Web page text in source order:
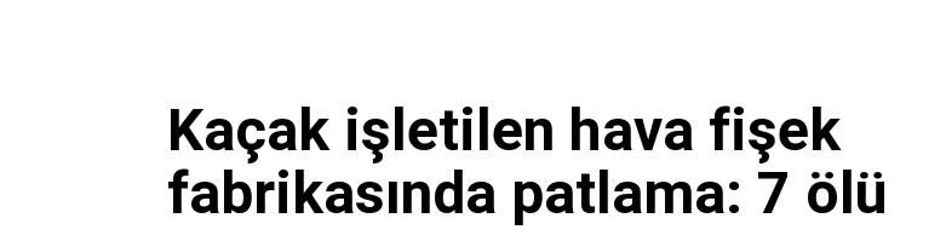
Kaçak işletilen hava fişek
fabrikasında patlama: 7 ölü